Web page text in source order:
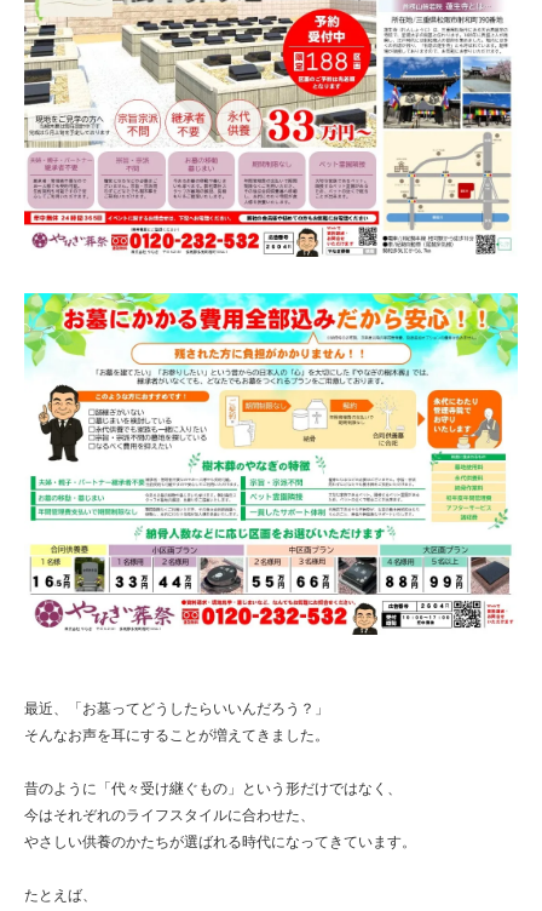
最近、「お墓ってどうしたらいいんだろう？」
そんなお声を耳にすることが増えてきました。
昔のように「代々受け継ぐもの」という形だけではなく、
今はそれぞれのライフスタイルに合わせた、
やさしい供養のかたちが選ばれる時代になってきています。
たとえば、